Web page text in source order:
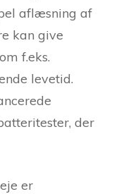
aflæsning af
kan give
f.eks.
levetid.
der
er